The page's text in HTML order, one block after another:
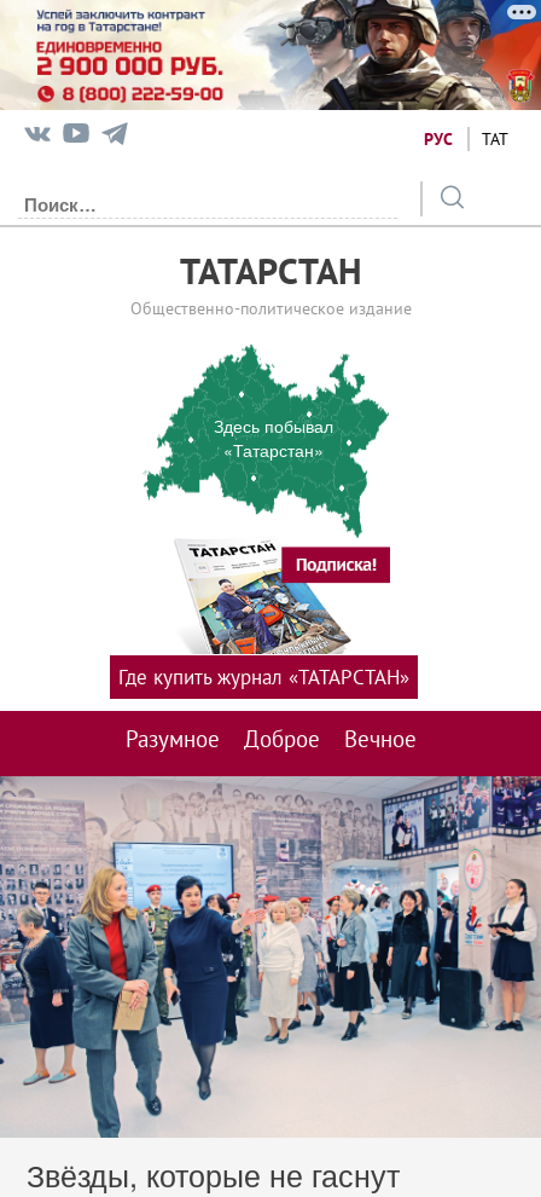
РУС ТАТ
ТАТАРСТАН
Общественно-политическое издание
Здесь побывал
«Татарстан»
Разумное Доброе Вечное
Где купить журнал «ТАТАРСТАН»
Звёзды, которые не гаснут